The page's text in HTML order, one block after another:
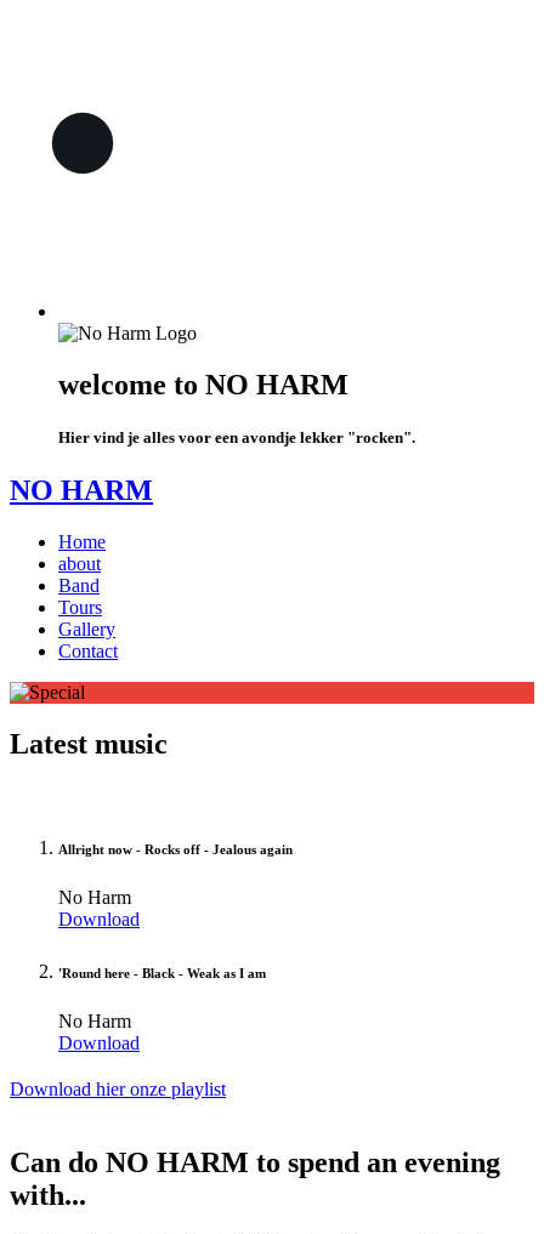
welcome to NO HARM
Hier vind je alles voor een avondje lekker "rocken".
NO HARM
Home
about
Band
Tours
Gallery
Contact
Latest music
Allright now - Rocks off - Jealous again
No Harm
Download
'Round here - Black - Weak as I am
No Harm
Download
Download hier onze playlist
Can do NO HARM to spend an evening
with...